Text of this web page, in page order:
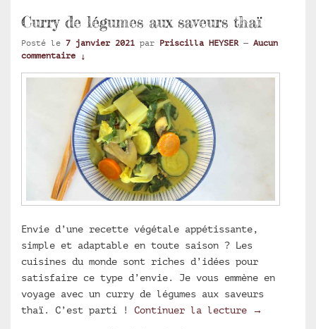
Curry de légumes aux saveurs thaï
Posté le 7 janvier 2021 par Priscilla HEYSER — Aucun
commentaire ↓
Envie d’une recette végétale appétissante,
simple et adaptable en toute saison ? Les
cuisines du monde sont riches d’idées pour
satisfaire ce type d’envie. Je vous emmène en
voyage avec un curry de légumes aux saveurs
thaï. C’est parti ! Continuer la lecture Curry de
→